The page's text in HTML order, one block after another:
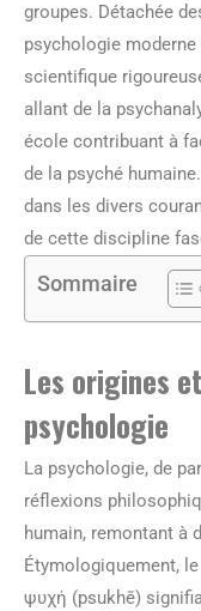
groupes. Détachée
psychologie
scientifique
allant de la
école contribuant à
de la psyché
dans les divers
de cette discipline
Sommaire
Les origines
psychologie
La psychologie, de
réflexions
humain, remontant à
Étymologiquement,
ψυχή (psukhē)